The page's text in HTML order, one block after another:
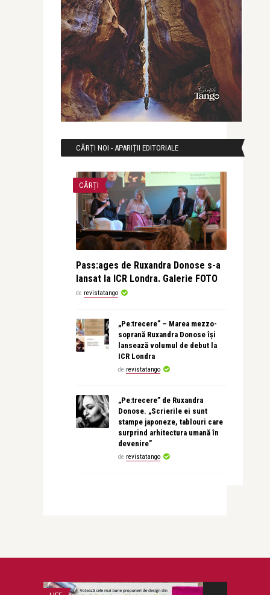
CĂRȚI NOI - APARIȚII EDITORIALE
CĂRȚI
Pass:ages de Ruxandra Donose s-a
lansat la ICR Londra. Galerie FOTO
de revistatango
„Pe:trecere” – Marea mezzo-
soprană Ruxandra Donose își
lansează volumul de debut la
ICR Londra
de revistatango
„Pe:trecere” de Ruxandra
Donose. „Scrierile ei sunt
stampe japoneze, tablouri care
surprind arhitectura umană în
devenire”
de revistatango